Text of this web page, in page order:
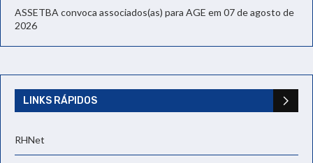
ASSETBA convoca associados(as) para AGE em 07 de agosto de
2026
LINKS RÁPIDOS
RHNet